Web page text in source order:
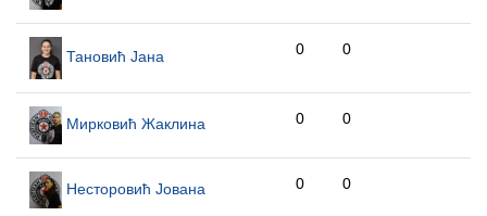
Тановић Јана 0 0
Мирковић Жаклина 0 0
Несторовић Јована 0 0